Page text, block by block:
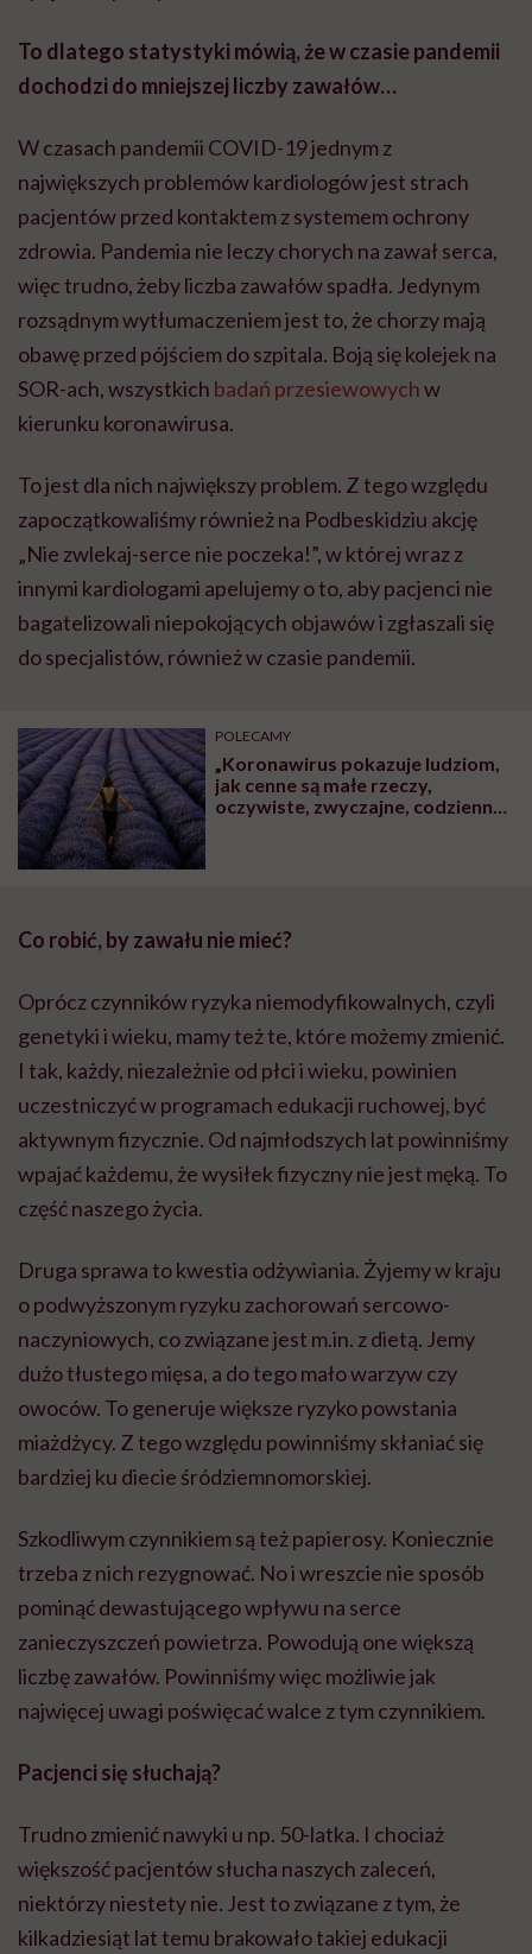
To dlatego statystyki mówią, że w czasie pandemii
dochodzi do mniejszej liczby zawałów…
W czasach pandemii COVID-19 jednym z
największych problemów kardiologów jest strach
pacjentów przed kontaktem z systemem ochrony
zdrowia. Pandemia nie leczy chorych na zawał serca,
więc trudno, żeby liczba zawałów spadła. Jedynym
rozsądnym wytłumaczeniem jest to, że chorzy mają
obawę przed pójściem do szpitala. Boją się kolejek na
SOR-ach, wszystkich badań przesiewowychw
kierunku koronawirusa.
To jest dla nich największy problem. Z tego względu
zapoczątkowaliśmy również na Podbeskidziu akcję
„Nie zwlekaj-serce nie poczeka!”, w której wraz z
innymi kardiologami apelujemy o to, aby pacjenci nie
bagatelizowali niepokojących objawów i zgłaszali się
do specjalistów, również w czasie pandemii.
POLECAMY
„Koronawirus pokazuje ludziom,
jak cenne są małe rzeczy,
oczywiste, zwyczajne, codzienne”.
Co robić, by zawału nie mieć?
Oprócz czynników ryzyka niemodyfikowalnych, czyli
genetyki i wieku, mamy też te, które możemy zmienić.
I tak, każdy, niezależnie od płci i wieku, powinien
uczestniczyć w programach edukacji ruchowej, być
aktywnym fizycznie. Od najmłodszych lat powinniśmy
wpajać każdemu, że wysiłek fizyczny nie jest męką. To
część naszego życia.
Druga sprawa to kwestia odżywiania. Żyjemy w kraju
o podwyższonym ryzyku zachorowań sercowo-
naczyniowych, co związane jest m.in. z dietą. Jemy
dużo tłustego mięsa, a do tego mało warzyw czy
owoców. To generuje większe ryzyko powstania
miażdżycy. Z tego względu powinniśmy skłaniać się
bardziej ku diecie śródziemnomorskiej.
Szkodliwym czynnikiem są też papierosy. Koniecznie
trzeba z nich rezygnować. No i wreszcie nie sposób
pominąć dewastującego wpływu na serce
zanieczyszczeń powietrza. Powodują one większą
liczbę zawałów. Powinniśmy więc możliwie jak
najwięcej uwagi poświęcać walce z tym czynnikiem.
Pacjenci się słuchają?
Trudno zmienić nawyki u np. 50-latka. I chociaż
większość pacjentów słucha naszych zaleceń,
niektórzy niestety nie. Jest to związane z tym, że
kilkadziesiąt lat temu brakowało takiej edukacji